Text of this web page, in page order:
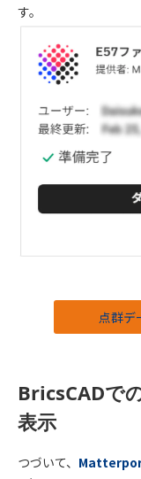
す。
点群デ
BricsCADで
表示
つづいて、